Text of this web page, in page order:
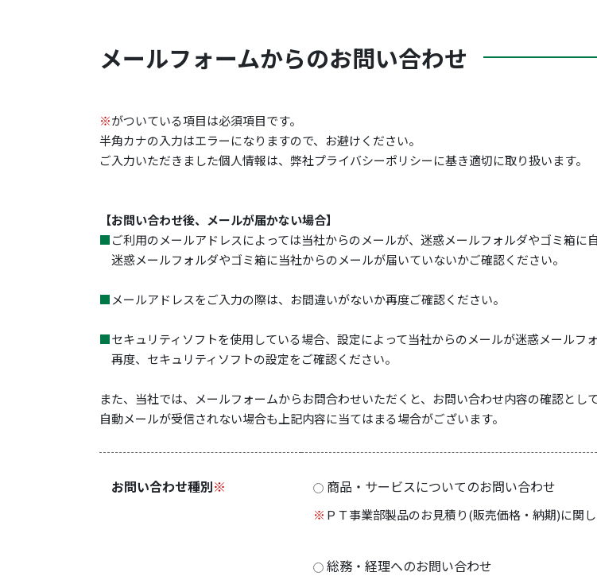
メールフォームからのお問い合わせ
※がついている項目は必須項目です。
半角カナの入力はエラーになりますので、お避けください。
ご入力いただきました個人情報は、弊社プライバシーポリシーに基き適切に取り扱います。
【お問い合わせ後、メールが届かない場合】
■ご利用のメールアドレスによっては当社からのメールが、迷惑メールフォルダやゴミ箱に
迷惑メールフォルダやゴミ箱に当社からのメールが届いていないかご確認ください。
■ メールアドレスをご入力の際は、お間違いがないか再度ご確認ください。
■セキュリティソフトを使用している場合、設定によって当社からのメールが迷惑メールフ
再度、セキュリティソフトの設定をご確認ください。
また、当社では、メールフォームからお問合わせいただくと、お問い合わせ内容の確認とし
自動メールが受信されない場合も上記内容に当てはまる場合がございます。
お問い合わせ種別※ 商品・サービスについてのお問い合わせ
※ ＰＴ事業部製品のお見積り(販売価格・納期)に関
総務・経理へのお問い合わせ